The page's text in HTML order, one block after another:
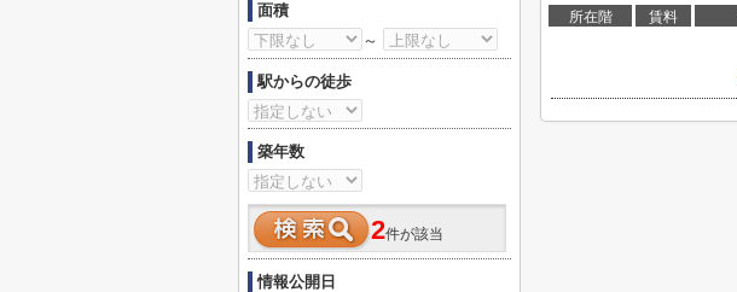
所在階 賃料
面積
～
駅からの徒歩
築年数
2件が該当
情報公開日